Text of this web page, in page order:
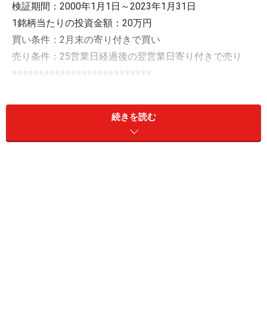
検証期間：2000年1月1日～2023年1月31日
1銘柄当たりの投資金額：20万円
買い条件：2月末の寄り付きで買い
売り条件：25営業日経過後の翌営業日寄り付きで売り
※※※※※※※※※※※※※※※※※※※※※※※※※※
2月末にある業種の銘柄をすべて購入し、25日経過後に
売却した場合について検証を行います。仮に勝率が50％
以上で損益がプラスならば3月は株価が上がりやすく、
続きを読む